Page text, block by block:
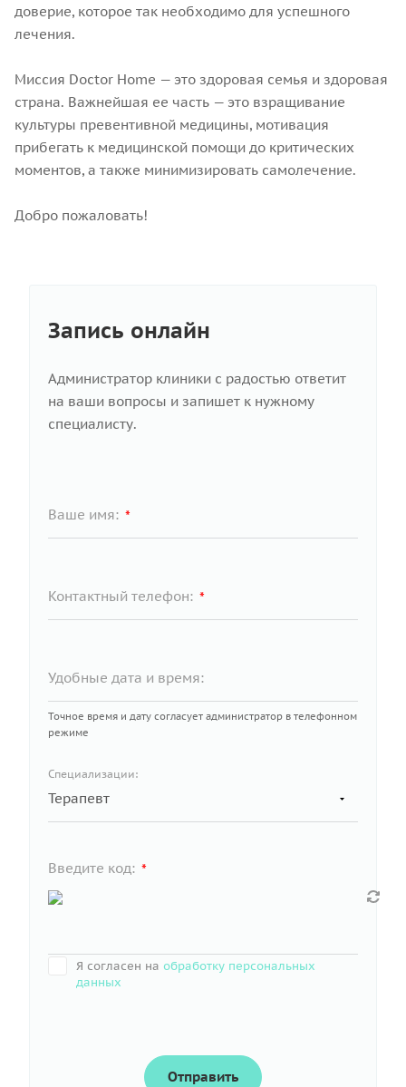
доверие, которое так необходимо для успешного
лечения.
Миссия Doctor Home — это здоровая семья и здоровая
страна. Важнейшая ее часть — это взращивание
культуры превентивной медицины, мотивация
прибегать к медицинской помощи до критических
моментов, а также минимизировать самолечение.
Добро пожаловать!
Запись онлайн
Администратор клиники с радостью ответит
на ваши вопросы и запишет к нужному
специалисту.
Ваше имя: *
Контактный телефон: *
Удобные дата и время:
Точное время и дату согласует администратор в телефонном
режиме
Специализации:
Введите код: *
Я согласен на обработку персональных
данных
Отправить